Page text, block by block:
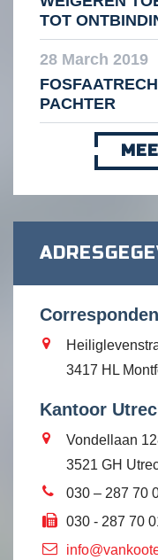
TOT
28 March 2019
PACHTER
3417 HL
Kantoor
Vondellaan
3521 GH
030 – 287 70
030 - 287 70